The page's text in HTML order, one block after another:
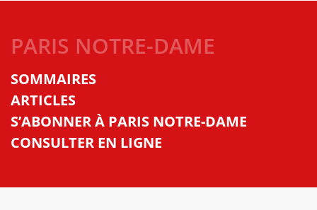
PARIS NOTRE-DAME
SOMMAIRES
ARTICLES
S’ABONNER À PARIS NOTRE-DAME
CONSULTER EN LIGNE